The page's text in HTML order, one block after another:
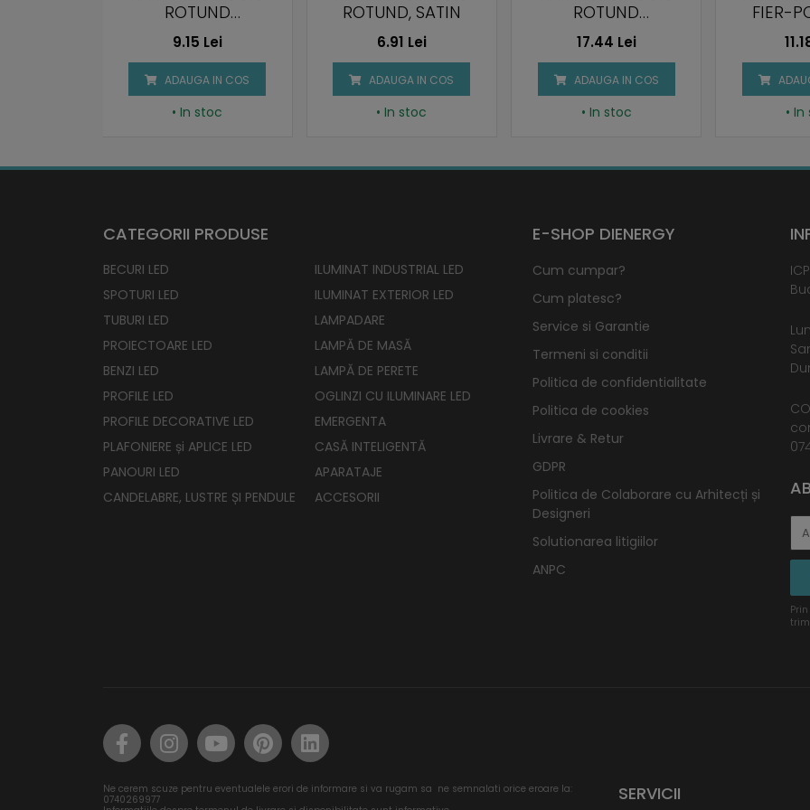
ROTUND, SATIN
6.91 Lei
ADAUGA IN COS
• In stoc
ROTUND
ORIENTABILA, ALB
17.44 Lei
ADAUGA IN COS
• In stoc
FIER-PC, Ø87 X
31MM
11.18 Lei
ADAUGA IN COS
• In stoc
ROTUND
•
CATEGORII PRODUSE
BECURI LED
SPOTURI LED
TUBURI LED
PROIECTOARE LED
BENZI LED
PROFILE LED
PROFILE DECORATIVE LED
PLAFONIERE și APLICE LED
PANOURI LED
CANDELABRE, LUSTRE ȘI PENDULE
ILUMINAT INDUSTRIAL LED
ILUMINAT EXTERIOR LED
LAMPADARE
LAMPĂ DE MASĂ
LAMPĂ DE PERETE
OGLINZI CU ILUMINARE LED
EMERGENTA
CASĂ INTELIGENTĂ
APARATAJE
ACCESORII
E-SHOP DIENERGY
Cum cumpar?
Cum platesc?
Service si Garantie
Termeni si conditii
Politica de confidentialitate
Politica de cookies
Livrare & Retur
GDPR
Politica de Colaborare cu Arhitecți și
Designeri
Solutionarea litigiilor
ANPC
Ne cerem scuze pentru eventualele erori de informare si va rugam sa ne semnalati orice eroare la:
0740269977
SERVICII